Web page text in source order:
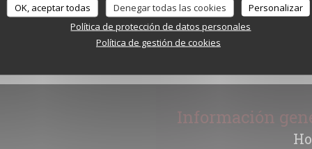
OK, aceptar todas Denegar todas las cookies
Personalizar
Política de protección de datos personales
Política de gestión de cookies
Información